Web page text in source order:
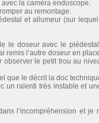
la caméra endoscope.
au remontage.
et allumeur (sur lequel
le doseur avec le
remis l’autre doseur en
observer le petit trou au
que le décrit la doc
un ralenti très instable et
l’incompréhension et je